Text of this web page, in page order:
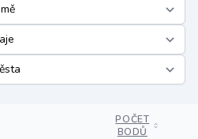
POČET
BODŮ